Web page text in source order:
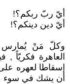
أيّ ربّ ربكم؟!
أيّ دين دينكم؟!
وكلّ مَنْ يُمارس
العاهرة فكريّاً
إسقاطا لعهره
أن يشك في سوء